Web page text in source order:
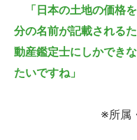
「日本の土地の価格
分の名前が記載される
動産鑑定士にしかでき
たいですね」
※所属